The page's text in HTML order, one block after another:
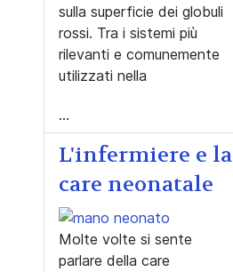
sulla superficie dei globuli
rossi. Tra i sistemi più
rilevanti e comunemente
utilizzati nella
...
L'infermiere e la
care neonatale
Molte volte si sente
parlare della care